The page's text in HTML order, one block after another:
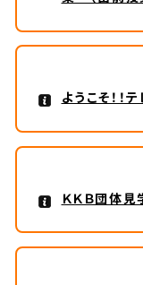
ようこそ！！
ＫＫＢ団体見